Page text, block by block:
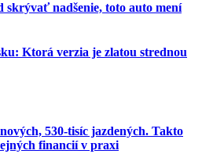
skrývať nadšenie, toto auto mení
Ktorá verzia je zlatou strednou
530-tisíc jazdených. Takto
financií v praxi